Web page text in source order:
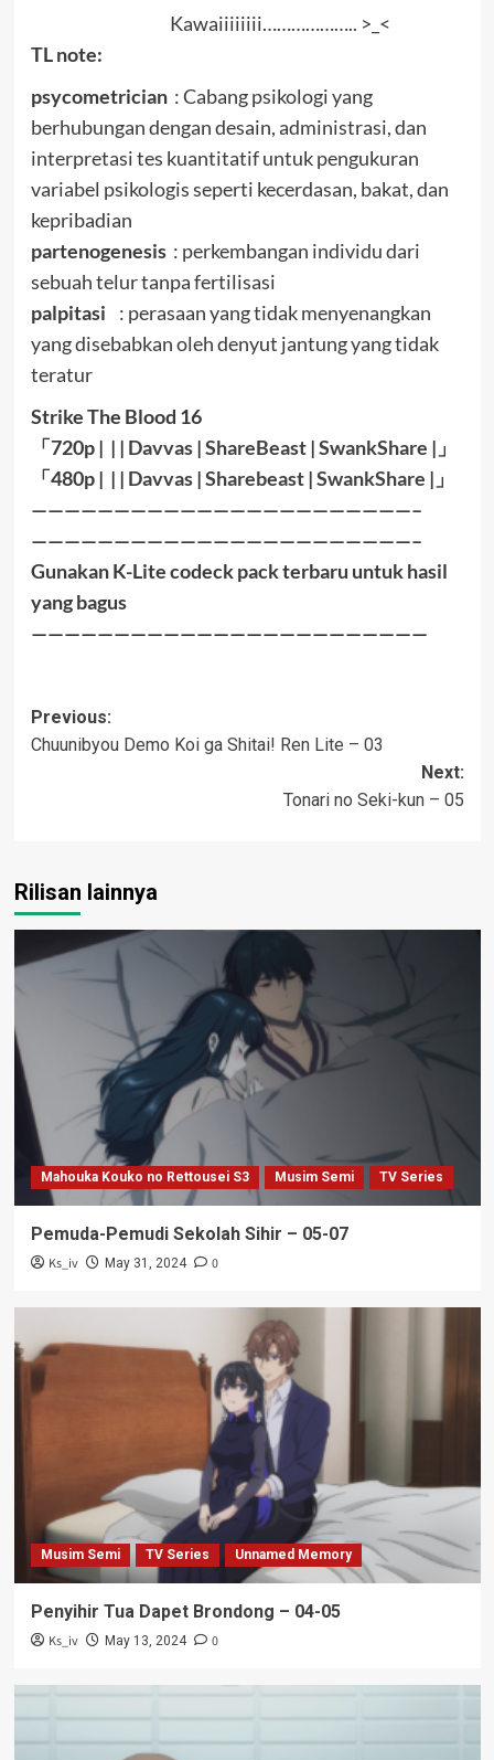
Kawaiiiiiiii……………….. >_<
TL note:
psycometrician: Cabang psikologi yang
berhubungan dengan desain, administrasi, dan
interpretasi tes kuantitatif untuk pengukuran
variabel psikologis seperti kecerdasan, bakat, dan
kepribadian
partenogenesis : perkembangan individu dari
sebuah telur tanpa fertilisasi
palpitasi : perasaan yang tidak menyenangkan
yang disebabkan oleh denyut jantung yang tidak
teratur
Strike The Blood 16
「720p | | | Davvas|ShareBeast|SwankShare |」
「480p | | | Davvas|Sharebeast|SwankShare |」
———————————————————————–
———————————————————————–
Gunakan K-Lite codeck pack terbaru untuk hasil
yang bagus
————————————————————————
Post
navigation
Previous:
Chuunibyou Demo Koi ga Shitai! Ren Lite – 03
Next:
Tonari no Seki-kun – 05
Rilisan lainnya
Mahouka Kouko no Rettousei S3 Musim Semi TV Series
Pemuda-Pemudi Sekolah Sihir – 05-07
Ks_iv May 31, 2024 0
Musim Semi TV Series Unnamed Memory
Penyihir Tua Dapet Brondong – 04-05
Ks_iv May 13, 2024 0